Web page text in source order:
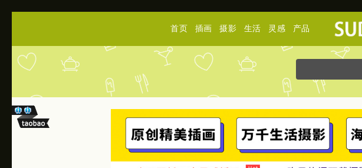
首页 插画 摄影 生活 灵感 产品